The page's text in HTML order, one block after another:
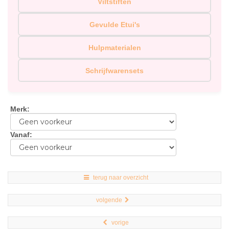
Gevulde Etui's
Hulpmaterialen
Schrijfwarensets
Merk:
Vanaf:
terug naar overzicht
volgende
vorige